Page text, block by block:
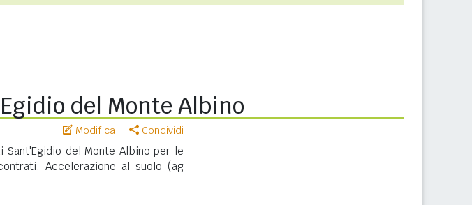
del Monte Albino
Modifica Condividi
del Monte Albino per le
Accelerazione al suolo (ag